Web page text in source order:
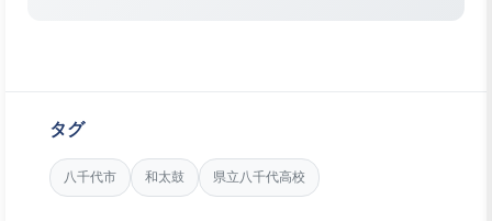
タグ
八千代市 和太鼓 県立八千代高校